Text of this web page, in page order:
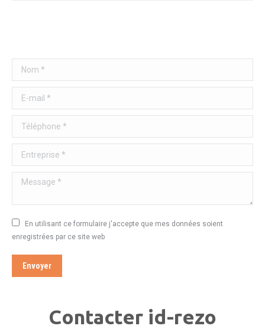
Nom *
E-mail *
Téléphone *
Entreprise *
Message *
En utilisant ce formulaire j'accepte que mes données soient
enregistrées par ce site web
Envoyer
Contacter id-rezo